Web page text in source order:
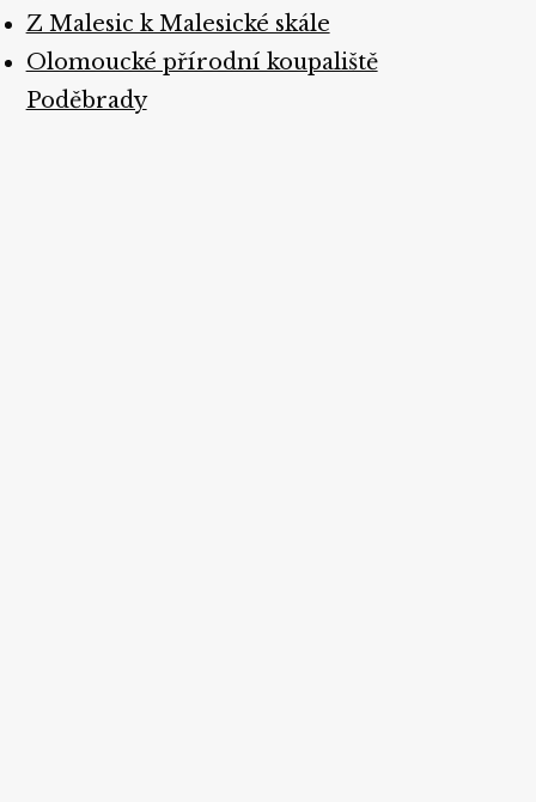
Z Malesic k Malesické skále
Olomoucké přírodní koupaliště
Poděbrady